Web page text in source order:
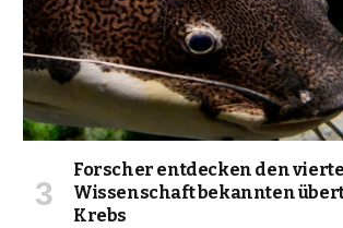
Forscher entdecken den
Wissenschaft bekannten
Krebs